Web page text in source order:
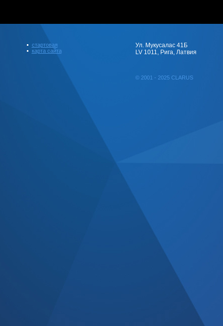
стартовая
карта сайта
Ул. Мукусалас 41Б
LV 1011, Рига, Латвия
© 2001 - 2025 CLARUS